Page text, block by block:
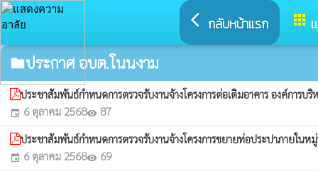
arrow_back_ios กลับหน้าแรก apps
folderประกาศ อบต.โนนงาม
ประชาสัมพันธ์กำหนดการตรวจรับงานจ้างโครงการต่อเติมอาคาร องค์การบ
event 6 ตุลาคม 2568visibility 87
ประชาสัมพันธ์กำหนดการตรวจรับงานจ้างโครงการขยายท่อประปาภายใน
event 6 ตุลาคม 2568visibility 69